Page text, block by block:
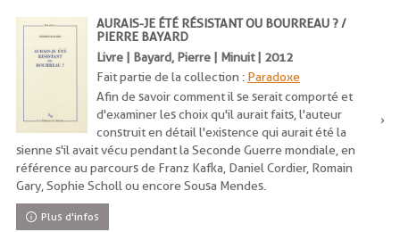
AURAIS-JE ÉTÉ RÉSISTANT OU BOURREAU ? /
PIERRE BAYARD
Livre | Bayard, Pierre | Minuit | 2012
Fait partie de la collection : Paradoxe
Afin de savoir comment il se serait comporté et
d'examiner les choix qu'il aurait faits, l'auteur
construit en détail l'existence qui aurait été la
sienne s'il avait vécu pendant la Seconde Guerre mondiale, en
référence au parcours de Franz Kafka, Daniel Cordier, Romain
Gary, Sophie Scholl ou encore Sousa Mendes.
Plus d'infos